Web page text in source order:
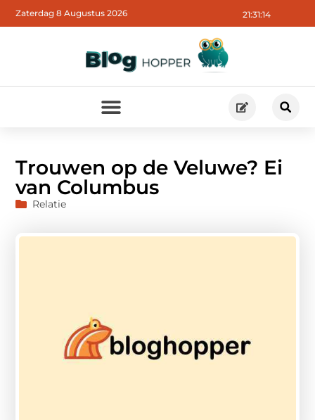
21:31:15
Zaterdag 8 Augustus 2026
Trouwen op de Veluwe? Ei
van Columbus
Relatie